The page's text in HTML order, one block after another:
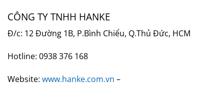
CÔNG TY TNHH HANKE
Đ/c: 12 Đường 1B, P.Bình Chiểu, Q.Thủ Đức, HCM
Hotline: 0938 376 168
Website: www.hanke.com.vn –